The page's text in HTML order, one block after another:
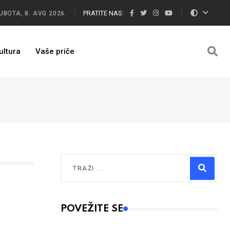
8. AVG 2026. PRATITE NAS:
Vaše priče
Type 2 or more characters for results.
POVEŽITE SE